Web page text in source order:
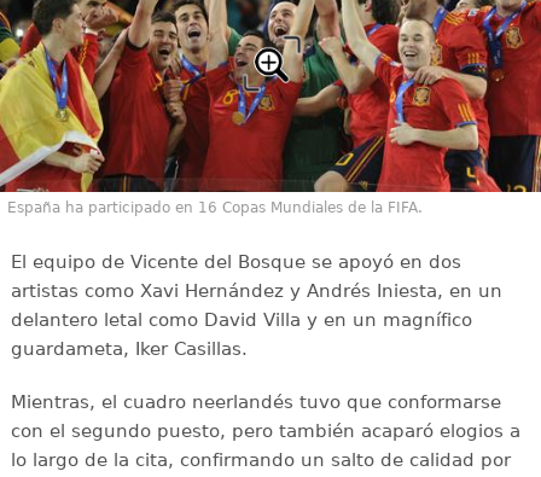
España ha participado en 16 Copas Mundiales de la FIFA.
El equipo de Vicente del Bosque se apoyó en dos
artistas como Xavi Hernández y Andrés Iniesta, en un
delantero letal como David Villa y en un magnífico
guardameta, Iker Casillas.
Mientras, el cuadro neerlandés tuvo que conformarse
con el segundo puesto, pero también acaparó elogios a
lo largo de la cita, confirmando un salto de calidad por